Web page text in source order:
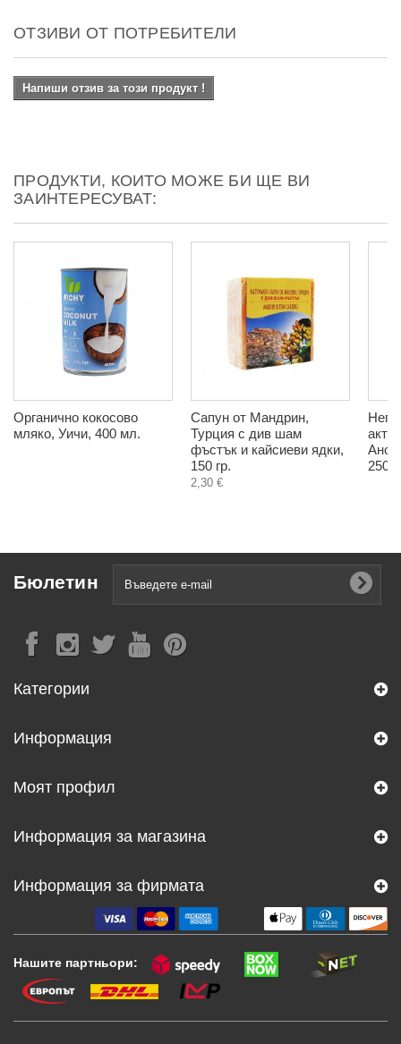
ОТЗИВИ ОТ ПОТРЕБИТЕЛИ
Напиши отзив за този продукт !
ПРОДУКТИ, КОИТО МОЖЕ БИ ЩЕ ВИ
ЗАИНТЕРЕСУВАТ:
Органично кокосово
мляко, Уичи, 400 мл.
Сапун от Мандрин,
Турция с див шам
фъстък и кайсиеви ядки,
150 гр.
2,30 €
250
Бюлетин
Категории
Информация
Моят профил
Информация за магазина
Информация за фирмата
Нашите партньори: